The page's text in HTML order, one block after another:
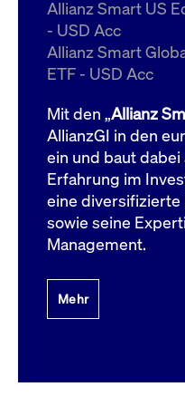
Allianz Smart US
- USD Acc
Allianz Smart
ETF - USD Acc
Mit den „Allianz
AllianzGI in den
ein und baut
Erfahrung im
eine
sowie seine
Management.
Mehr
ApplicationGatewayAffinityCORS